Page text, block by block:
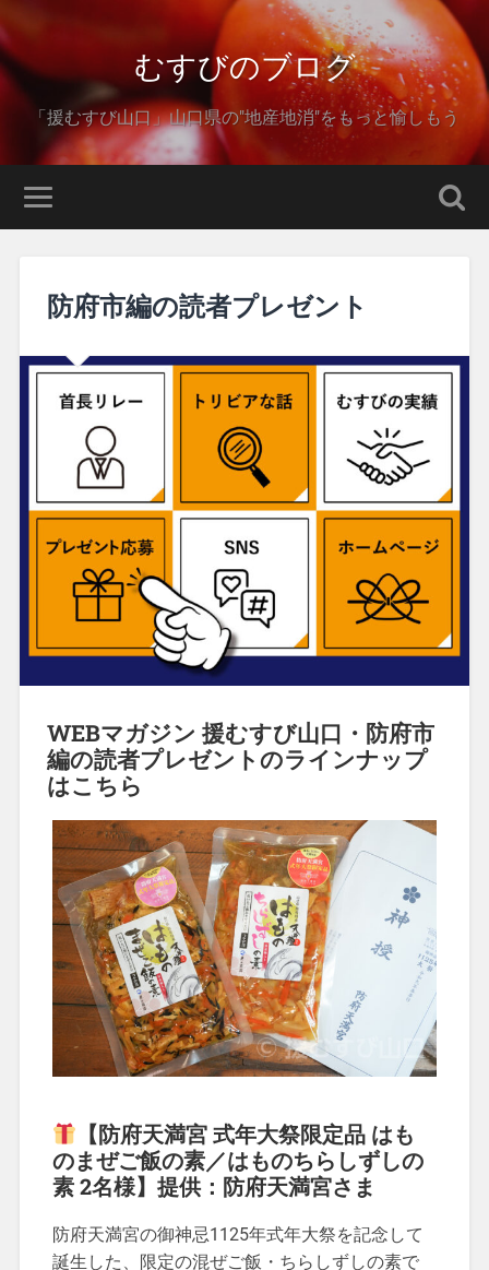
むすびのブログ
「援むすび山口」山口県の"地産地消"をもっと愉しもう
防府市編の読者プレゼント
WEBマガジン 援むすび山口・防府市
編の読者プレゼントのラインナップ
はこちら
【防府天満宮 式年大祭限定品 はも
のまぜご飯の素／はものちらしずしの
素 2名様】提供：防府天満宮さま
防府天満宮の御神忌1125年式年大祭を記念して
誕生した、限定の混ぜご飯・ちらしずしの素で